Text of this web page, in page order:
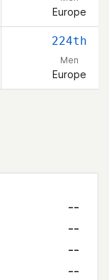
Europe
224th
Men
Europe
--
--
--
--